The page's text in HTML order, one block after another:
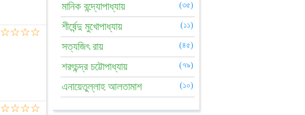
☆☆☆☆
☆☆☆☆
মানিক বন্দ্যোপাধ্যায় (৩৫)
শীর্ষেন্দু মুখোপাধ্যায় (১১)
সত্যজিৎ রায় (৪৫)
শরৎচন্দ্র চট্টোপাধ্যায় (৭৯)
এনায়েতুল্লাহ আলতামাশ (১০)